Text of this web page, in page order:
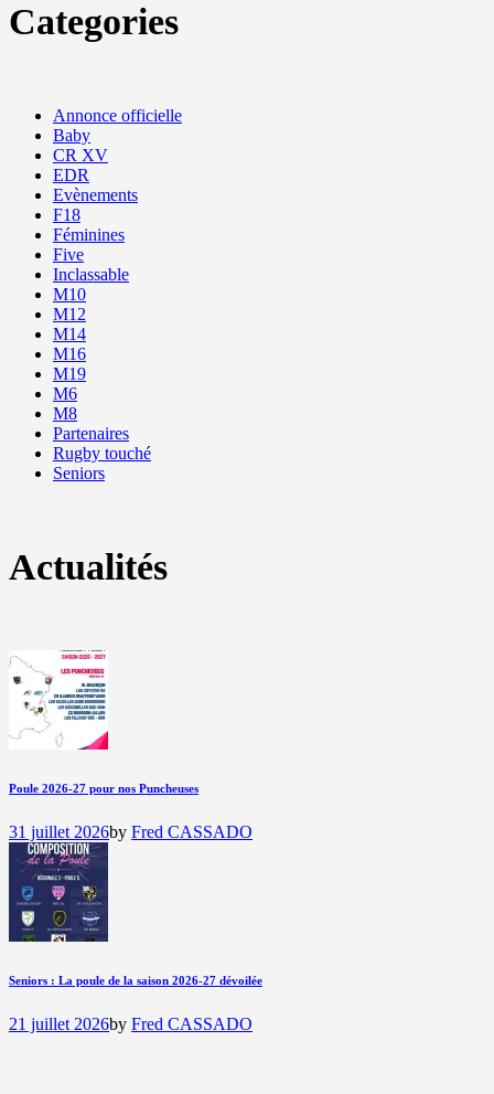
Categories
Annonce officielle
Baby
CR XV
EDR
Evènements
F18
Féminines
Five
Inclassable
M10
M12
M14
M16
M19
M6
M8
Partenaires
Rugby touché
Seniors
Actualités
Poule 2026-27 pour nos Puncheuses
31 juillet 2026by Fred CASSADO
Seniors : La poule de la saison 2026-27 dévoilée
21 juillet 2026by Fred CASSADO